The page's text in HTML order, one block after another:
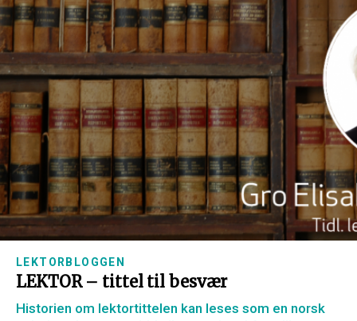
LEKTORBLOGGEN
LEKTOR – tittel til besvær
Historien om lektortittelen kan leses som en norsk